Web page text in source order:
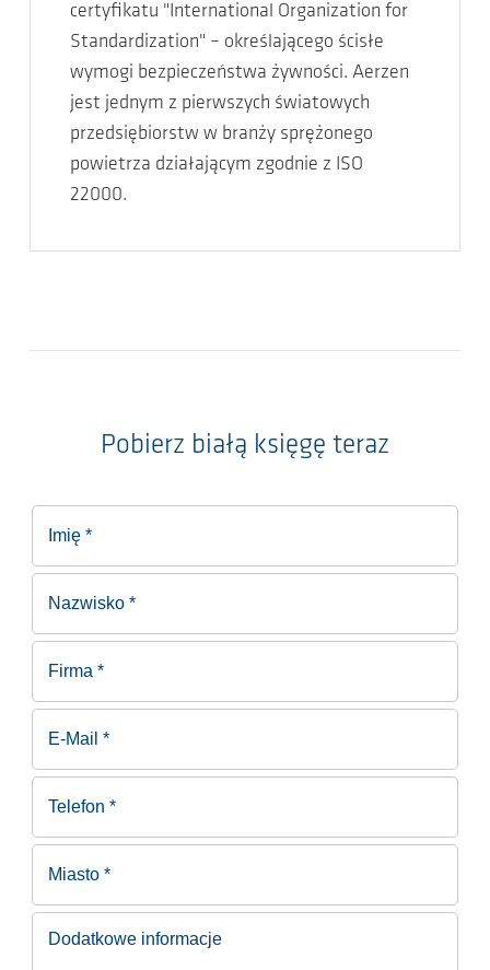
certyfikatu "International Organization for
Standardization" – określającego ścisłe
wymogi bezpieczeństwa żywności. Aerzen
jest jednym z pierwszych światowych
przedsiębiorstw w branży sprężonego
powietrza działającym zgodnie z ISO
22000.
Pobierz białą księgę teraz